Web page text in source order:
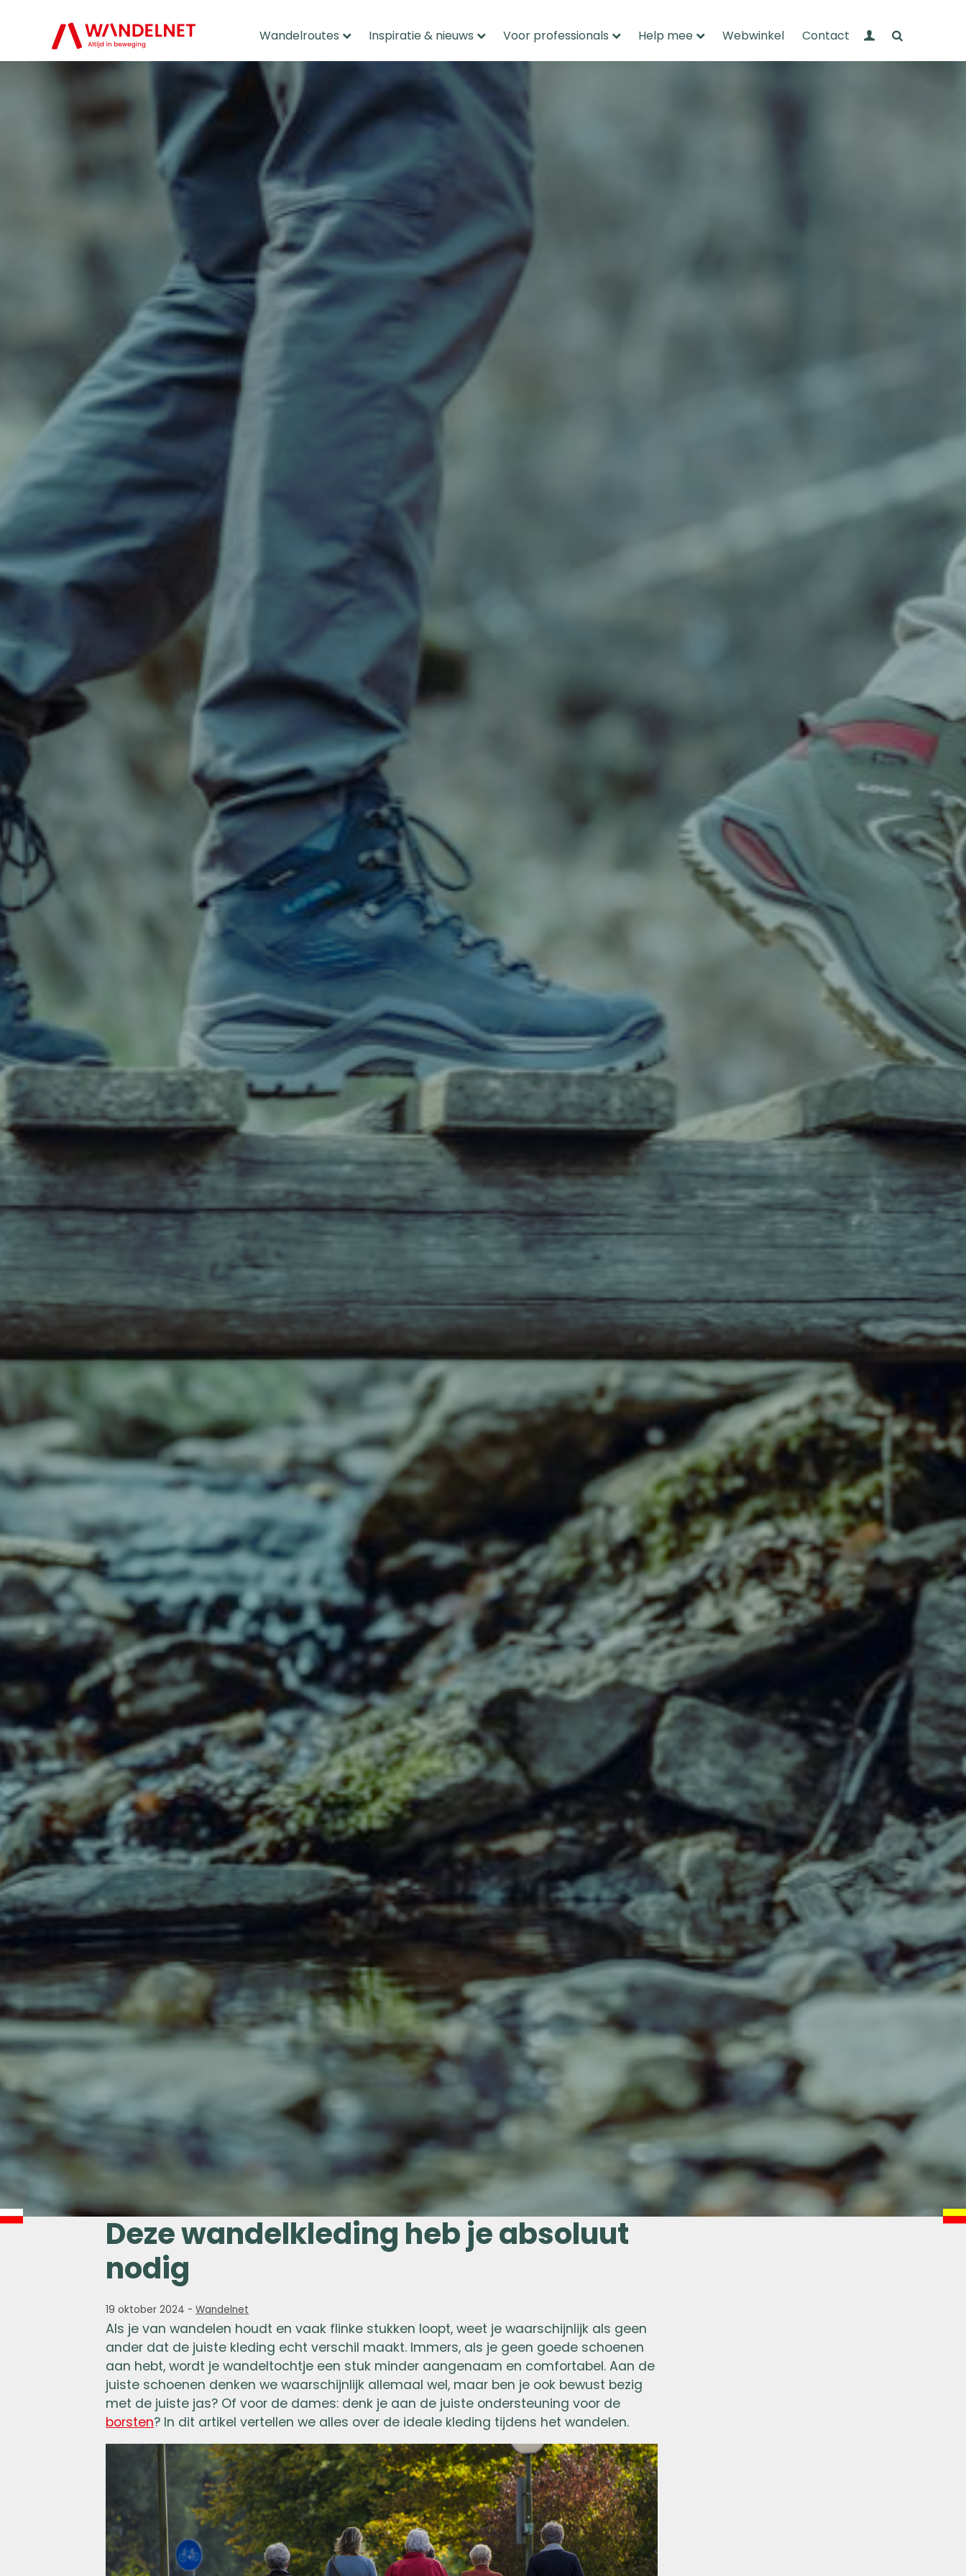
Wandelroutes Inspiratie & nieuws Voor professionals Help mee Webwinkel Contact Mijn Wandelnet
Deze wandelkleding heb je absoluut
nodig
19 oktober 2024 -Wandelnet
Als je van wandelen houdt en vaak flinke stukken loopt, weet je waarschijnlijk als geen
ander dat de juiste kleding echt verschil maakt. Immers, als je geen goede schoenen
aan hebt, wordt je wandeltochtje een stuk minder aangenaam en comfortabel. Aan de
juiste schoenen denken we waarschijnlijk allemaal wel, maar ben je ook bewust bezig
met de juiste jas? Of voor de dames: denk je aan de juiste ondersteuning voor de
borsten? In dit artikel vertellen we alles over de ideale kleding tijdens het wandelen.